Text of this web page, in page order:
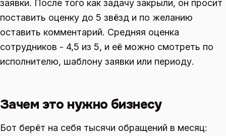
заявки. После того как задачу закрыли, он просит
поставить оценку до 5 звёзд и по желанию
оставить комментарий. Средняя оценка
сотрудников - 4,5 из 5, и её можно смотреть по
исполнителю, шаблону заявки или периоду.
Зачем это нужно бизнесу
Бот берёт на себя тысячи обращений в месяц: